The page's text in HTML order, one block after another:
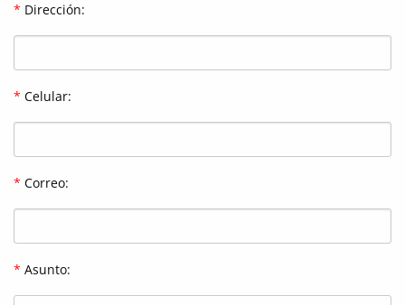
* Dirección:
* Celular:
* Correo:
* Asunto: